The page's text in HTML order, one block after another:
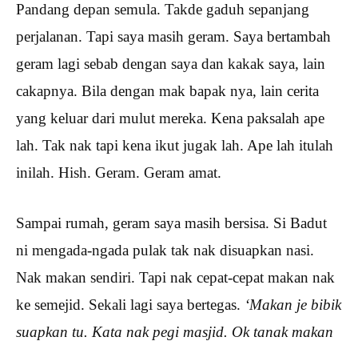
Pandang depan semula. Takde gaduh sepanjang
perjalanan. Tapi saya masih geram. Saya bertambah
geram lagi sebab dengan saya dan kakak saya, lain
cakapnya. Bila dengan mak bapak nya, lain cerita
yang keluar dari mulut mereka. Kena paksalah ape
lah. Tak nak tapi kena ikut jugak lah. Ape lah itulah
inilah. Hish. Geram. Geram amat.
Sampai rumah, geram saya masih bersisa. Si Badut
ni mengada-ngada pulak tak nak disuapkan nasi.
Nak makan sendiri. Tapi nak cepat-cepat makan nak
ke semejid. Sekali lagi saya bertegas. ‘Makan je bibik
suapkan tu. Kata nak pegi masjid. Ok tanak makan